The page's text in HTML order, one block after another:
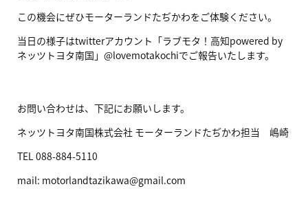
この機会にぜひモーターランドたぢかわをご体験ください。
当日の様子はtwitterアカウント「ラブモタ！高知powered by
ネッツトヨタ南国」@lovemotakochiでご報告いたします。
お問い合わせは、下記にお願いします。
ネッツトヨタ南国株式会社 モーターランドたぢかわ担当 嶋崎
TEL088-884-5110
mail: motorlandtazikawa@gmail.com